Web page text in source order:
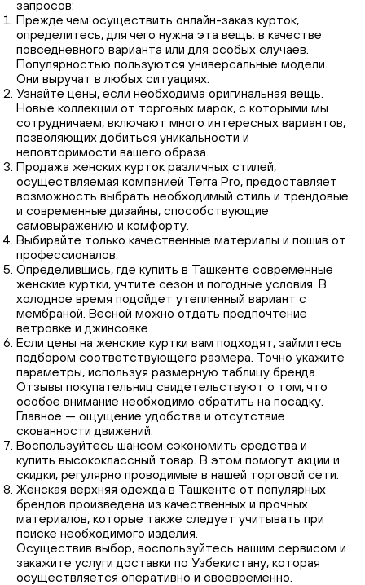
запросов:
Прежде чем осуществить онлайн-заказ курток,
определитесь, для чего нужна эта вещь: в качестве
повседневного варианта или для особых случаев.
Популярностью пользуются универсальные модели.
Они выручат в любых ситуациях.
Узнайте цены, если необходима оригинальная вещь.
Новые коллекции от торговых марок, с которыми мы
сотрудничаем, включают много интересных вариантов,
позволяющих добиться уникальности и
неповторимости вашего образа.
Продажа женских курток различных стилей,
осуществляемая компанией Terra Pro, предоставляет
возможность выбрать необходимый стиль и трендовые
и современные дизайны, способствующие
самовыражению и комфорту.
Выбирайте только качественные материалы и пошив от
профессионалов.
Определившись, где купить в Ташкенте современные
женские куртки, учтите сезон и погодные условия. В
холодное время подойдет утепленный вариант с
мембраной. Весной можно отдать предпочтение
ветровке и джинсовке.
Если цены на женские куртки вам подходят, займитесь
подбором соответствующего размера. Точно укажите
параметры, используя размерную таблицу бренда.
Отзывы покупательниц свидетельствуют о том, что
особое внимание необходимо обратить на посадку.
Главное — ощущение удобства и отсутствие
скованности движений.
Воспользуйтесь шансом сэкономить средства и
купить высококлассный товар. В этом помогут акции и
скидки, регулярно проводимые в нашей торговой сети.
Женская верхняя одежда в Ташкенте от популярных
брендов произведена из качественных и прочных
материалов, которые также следует учитывать при
поиске необходимого изделия.
Осуществив выбор, воспользуйтесь нашим сервисом и
закажите услуги доставки по Узбекистану, которая
осуществляется оперативно и своевременно.